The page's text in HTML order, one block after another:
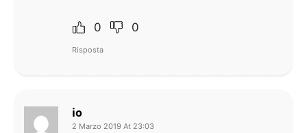
0 0
Risposta
io
2 Marzo 2019 At 23:03